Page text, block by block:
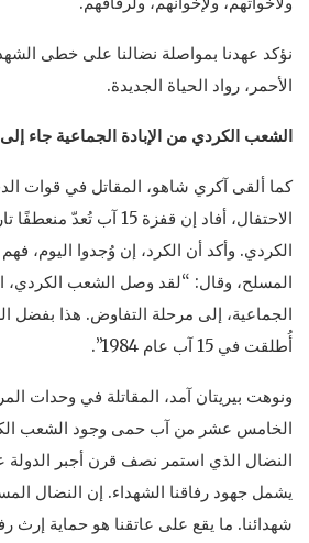
نؤكد عهدنا بمواصلة نضالنا على خطى
الأحمر، رواد الحياة الجديدة.
الشعب الكردي من الإبادة الجماعية جاء إلى
كما ألقى آكري شاهو، المقاتل في قوات
الاحتفال، أفاد إن قفزة 15
الكردي. وأكد أن الكرد، إن وُجدوا اليوم،
المسلح، وقال: “لقد وصل الشعب الكردي،
الجماعية، إلى مرحلة التفاوض. هذا بفضل
أُطلقت في 15 آب عام 1984”.
ونوهت بيريتان آمد، المقاتلة في وحدات
الخامس عشر من آب حمى وجود الشعب
النضال الذي استمر نصف قرن أجبر الدولة
يشمل جهود رفاقنا الشهداء. إن النضال
شهدائنا. ما يقع على عاتقنا هو حماية إرث